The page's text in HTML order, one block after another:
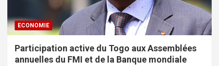
ECONOMIE
Participation active du Togo aux Assemblées
annuelles du FMI et de la Banque mondiale